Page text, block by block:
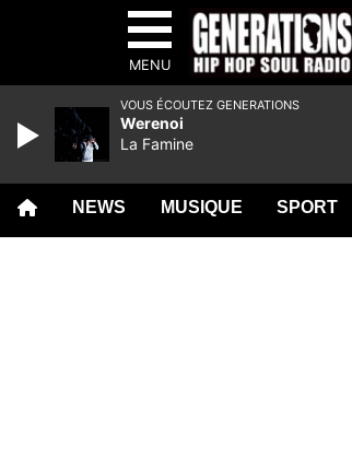
MENU
NEWS MUSIQUE SPORT
VOUS ÉCOUTEZ GENERATIONS
Werenoi
La Famine